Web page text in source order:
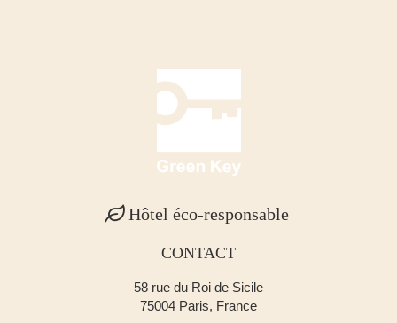
Hôtel éco-responsable
CONTACT
58 rue du Roi de Sicile
75004 Paris, France